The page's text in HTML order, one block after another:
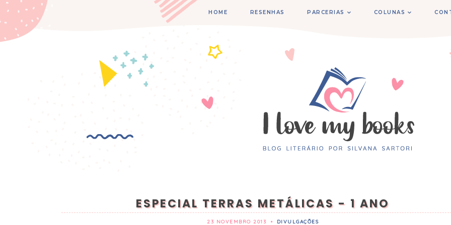
HOME RESENHAS PARCERIAS COLUNAS
ESPECIAL TERRAS METÁLICAS - 1 ANO
23 NOVEMBRO 2013 • DIVULGAÇÕES